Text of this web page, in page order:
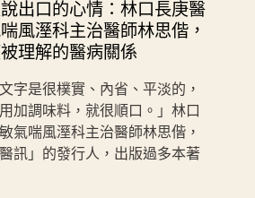
出口的心情：林口長庚醫
風溼科主治醫師林思偕，
理解的醫病關係
字是很樸實、內省、平淡的，
加調味料，就很順口。」林口
氣喘風溼科主治醫師林思偕，
訊」的發行人，出版過多本著